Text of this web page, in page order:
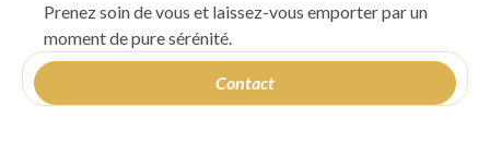
Contact
Prenez soin de vous et laissez-vous emporter par un
moment de pure sérénité.